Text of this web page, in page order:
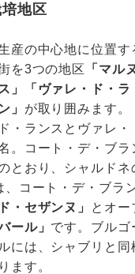
地区
産の中心地に位置す
を3つの地区
「マル
」
「ヴァレ・ド・ラ
」 が取り囲みます。
・ランスとヴァレ・
。コート・デ・ブラ
とおり、シャルドネ
、コート・デ・ブラ
・セザンヌ」 とオー
ール」 です。ブルゴ
には、シャブリと同
ます。